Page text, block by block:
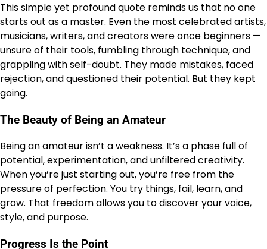
This simple yet profound quote reminds us that no one
starts out as a master. Even the most celebrated artists,
musicians, writers, and creators were once beginners —
unsure of their tools, fumbling through technique, and
grappling with self-doubt. They made mistakes, faced
rejection, and questioned their potential. But they kept
going.
The Beauty of Being an Amateur
Being an amateur isn’t a weakness. It’s a phase full of
potential, experimentation, and unfiltered creativity.
When you’re just starting out, you’re free from the
pressure of perfection. You try things, fail, learn, and
grow. That freedom allows you to discover your voice,
style, and purpose.
Progress Is the Point